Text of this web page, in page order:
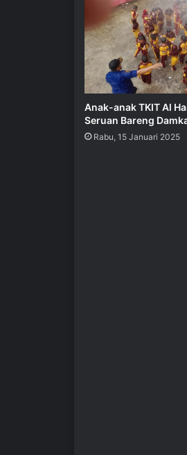
Anak-anak TKIT Al
Seruan Bareng
Rabu, 15 Januari 2025